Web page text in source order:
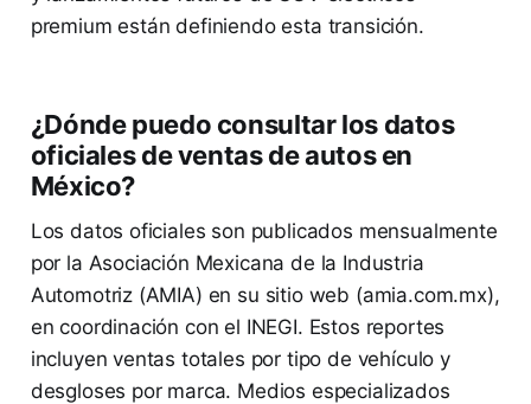
premium están definiendo esta transición.
¿Dónde puedo consultar los datos
oficiales de ventas de autos en
México?
Los datos oficiales son publicados mensualmente
por la Asociación Mexicana de la Industria
Automotriz (AMIA) en su sitio web (amia.com.mx),
en coordinación con el INEGI. Estos reportes
incluyen ventas totales por tipo de vehículo y
desgloses por marca. Medios especializados